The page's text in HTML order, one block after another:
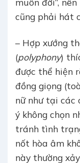
muôn đời”,
cũng phải hát
– Hợp xướng
(polyphony)
được thể hiện
đồng giọng
nữ như tại các
ý không chọn
tránh tình
nốt hòa âm
này thường